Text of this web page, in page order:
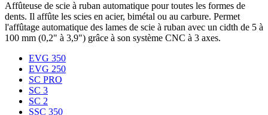
Affûteuse de scie à ruban automatique pour toutes les formes de
dents. Il affûte les scies en acier, bimétal ou au carbure. Permet
l'affûtage automatique des lames de scie à ruban avec un cidth de 5 à
100 mm (0,2" à 3,9") grâce à son système CNC à 3 axes.
EVG 350
EVG 250
SC PRO
SC 3
SC 2
SSC 350